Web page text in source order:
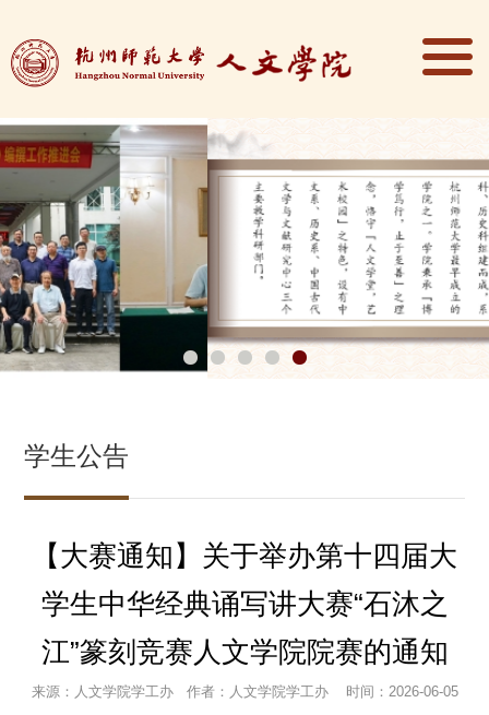
学生公告
【大赛通知】关于举办第十四届大
学生中华经典诵写讲大赛“石沐之
江”篆刻竞赛人文学院院赛的通知
来源：人文学院学工办 作者：人文学院学工办 时间：2026-06-05